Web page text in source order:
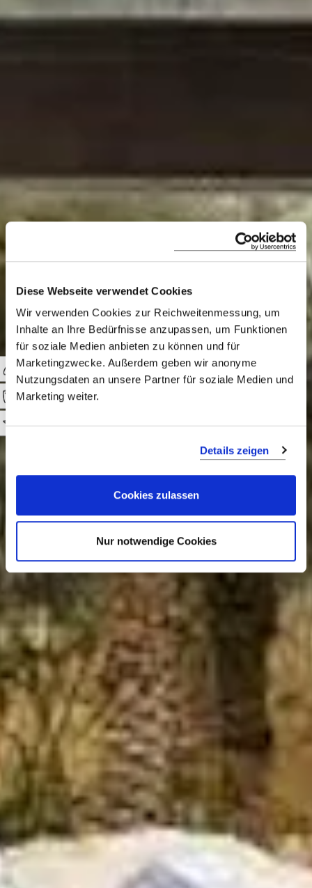
Diese Webseite verwendet Cookies
Wir verwenden Cookies zur Reichweitenmessung, um
Inhalte an Ihre Bedürfnisse anzupassen, um Funktionen
für soziale Medien anbieten zu können und für
Marketingzwecke. Außerdem geben wir anonyme
Nutzungsdaten an unsere Partner für soziale Medien und
Marketing weiter.
Details zeigen
Cookies zulassen
Nur notwendige Cookies
Six Senses
Zighy Bay